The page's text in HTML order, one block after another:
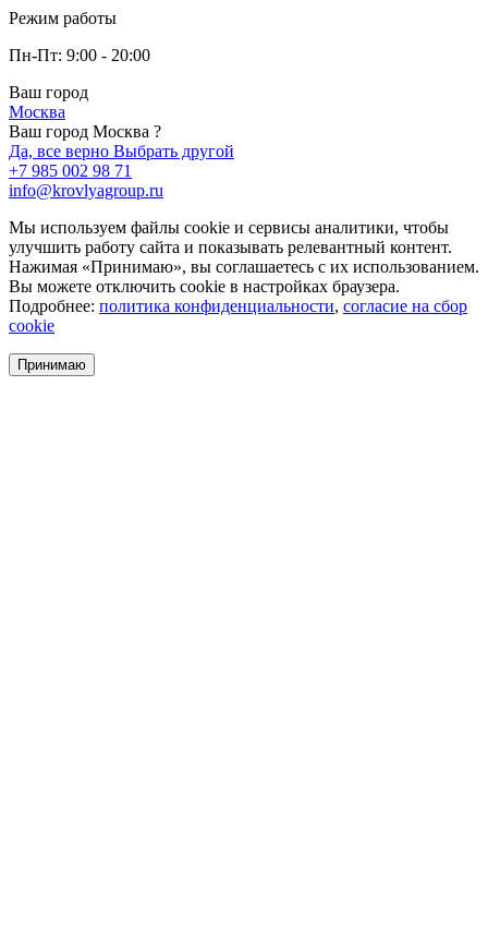
Режим работы
Пн-Пт: 9:00 - 20:00
Ваш город
Москва
Ваш город Москва ?
Да, все верно Выбрать другой
+7 985 002 98 71
info@krovlyagroup.ru
Мы используем файлы cookie и сервисы аналитики, чтобы
улучшить работу сайта и показывать релевантный контент.
Нажимая «Принимаю», вы соглашаетесь с их использованием.
Вы можете отключить cookie в настройках браузера.
Подробнее: политика конфиденциальности, согласие на сбор
cookie
Принимаю